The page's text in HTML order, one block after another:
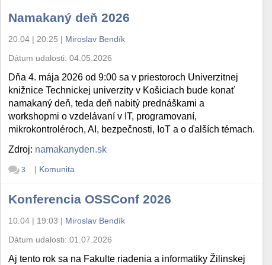
Namakaný deň 2026
20.04 | 20:25 | Miroslav Bendík
Dátum udalosti:04.05.2026
Dňa 4. mája 2026 od 9:00 sa v priestoroch Univerzitnej
knižnice Technickej univerzity v Košiciach bude konať
namakaný deň, teda deň nabitý prednáškami a
workshopmi o vzdelávaní v IT, programovaní,
mikrokontroléroch, AI, bezpečnosti, IoT a o ďalších témach.
Zdroj: namakanyden.sk
3 | Komunita
Konferencia OSSConf 2026
10.04 | 19:03 | Miroslav Bendík
Dátum udalosti:01.07.2026
Aj tento rok sa na Fakulte riadenia a informatiky Žilinskej